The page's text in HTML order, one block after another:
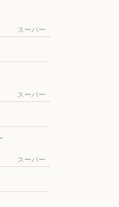
スーパー
スーパー
スーパー